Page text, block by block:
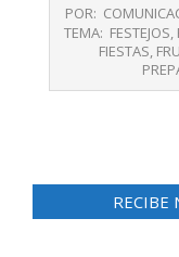
08-
POR:
TEMA: FESTEJOS,
FIESTAS,
RECIBE